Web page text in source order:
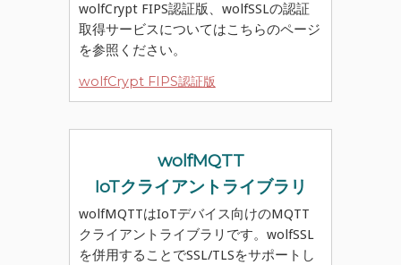
wolfCrypt FIPS認証版、wolfSSLの認証
取得サービスについてはこちらのページ
を参照ください。
wolfCrypt FIPS認証版
wolfMQTT
IoTクライアントライブラリ
wolfMQTTはIoTデバイス向けのMQTT
クライアントライブラリです。wolfSSL
を併用することでSSL/TLSをサポートし